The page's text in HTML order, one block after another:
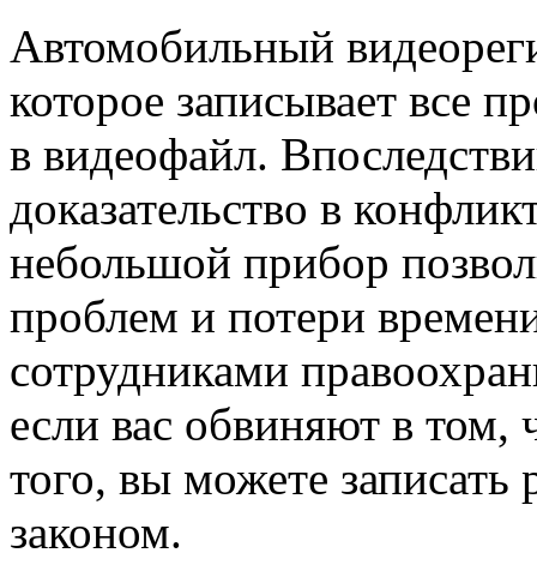
Автомобильный
которое записывает все
в видеофайл.
доказательство в
небольшой прибор
проблем и потери
сотрудниками
если вас обвиняют в том,
того, вы можете записать
законом.